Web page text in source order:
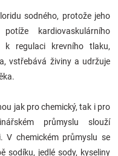
sodného, protože jeho
kardiovaskulárního
regulaci krevního tlaku,
vstřebává živiny a udržuje
jak pro chemický, tak i pro
průmyslu slouží
V chemickém průmyslu se
sodíku, jedlé sody, kyseliny